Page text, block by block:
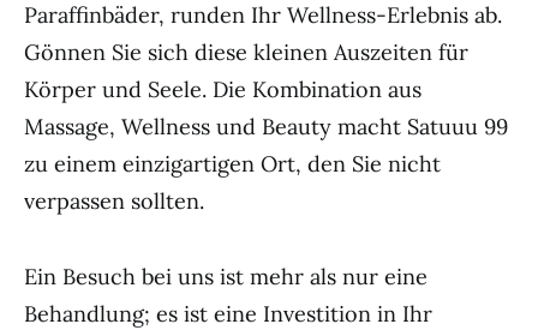
Paraffinbäder, runden Ihr Wellness-Erlebnis ab.
Gönnen Sie sich diese kleinen Auszeiten für
Körper und Seele. Die Kombination aus
Massage, Wellness und Beauty macht Satuuu 99
zu einem einzigartigen Ort, den Sie nicht
verpassen sollten.
Ein Besuch bei uns ist mehr als nur eine
Behandlung; es ist eine Investition in Ihr